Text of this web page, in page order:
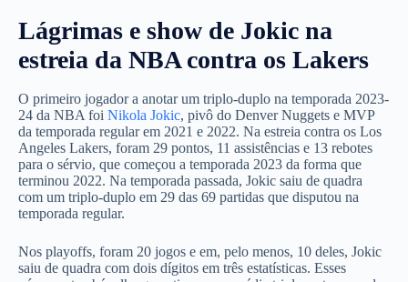
Lágrimas e show de Jokic na
estreia da NBA contra os Lakers
O primeiro jogador a anotar um triplo-duplo na temporada 2023-
24 da NBA foi Nikola Jokic, pivô do Denver Nuggets e MVP
da temporada regular em 2021 e 2022. Na estreia contra os Los
Angeles Lakers, foram 29 pontos, 11 assistências e 13 rebotes
para o sérvio, que começou a temporada 2023 da forma que
terminou 2022. Na temporada passada, Jokic saiu de quadra
com um triplo-duplo em 29 das 69 partidas que disputou na
temporada regular.
Nos playoffs, foram 20 jogos e em, pelo menos, 10 deles, Jokic
saiu de quadra com dois dígitos em três estatísticas. Esses